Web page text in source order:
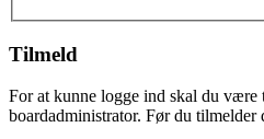
Tilmeld
For at kunne logge ind skal du være
boardadministrator. Før du